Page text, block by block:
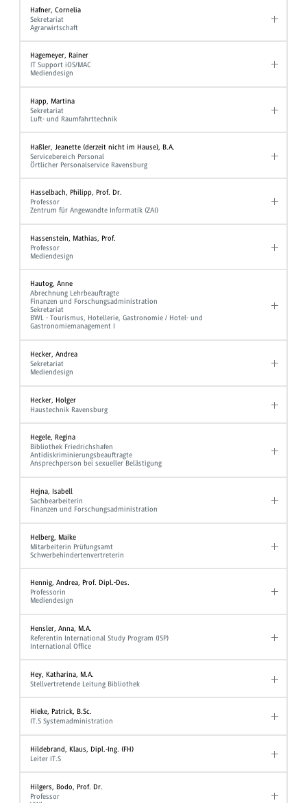
Hafner, Cornelia
Sekretariat
Agrarwirtschaft
Hagemeyer, Rainer
IT Support iOS/MAC
Mediendesign
Happ, Martina
Sekretariat
Luft- und Raumfahrttechnik
Haßler, Jeanette (derzeit nicht im Hause), B.A.
Servicebereich Personal
Örtlicher Personalservice Ravensburg
Hasselbach, Philipp, Prof. Dr.
Professor
Zentrum für Angewandte Informatik (ZAI)
Hassenstein, Mathias, Prof.
Professor
Mediendesign
Hautog, Anne
Abrechnung Lehrbeauftragte
Finanzen und Forschungsadministration
Sekretariat
BWL - Tourismus, Hotellerie, Gastronomie / Hotel- und
Gastronomiemanagement I
Hecker, Andrea
Sekretariat
Mediendesign
Hecker, Holger
Haustechnik Ravensburg
Hegele, Regina
Bibliothek Friedrichshafen
Antidiskriminierungsbeauftragte
Ansprechperson bei sexueller Belästigung
Hejna, Isabell
Sachbearbeiterin
Finanzen und Forschungsadministration
Helberg, Maike
Mitarbeiterin Prüfungsamt
Schwerbehindertenvertreterin
Hennig, Andrea, Prof. Dipl.-Des.
Professorin
Mediendesign
Hensler, Anna, M.A.
Referentin International Study Program (ISP)
International Office
Hey, Katharina, M.A.
Stellvertretende Leitung Bibliothek
Hieke, Patrick, B.Sc.
IT.S Systemadministration
Hildebrand, Klaus, Dipl.-Ing. (FH)
Leiter IT.S
Hilgers, Bodo, Prof. Dr.
Professor